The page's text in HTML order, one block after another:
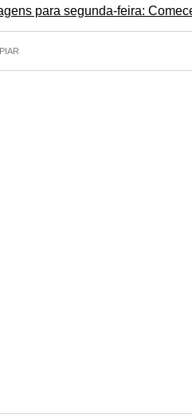
para segunda-feira: